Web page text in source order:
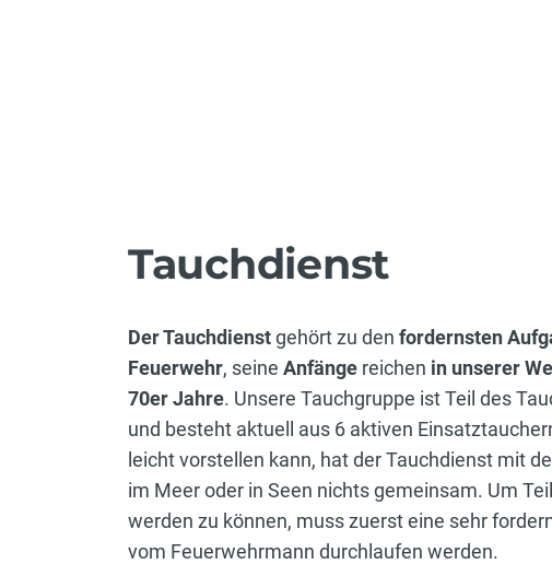
Tauchdienst
Der Tauchdienstgehört zu den fordernsten
Feuerwehr, seine Anfänge reichen in unserer
70er Jahre. Unsere Tauchgruppe ist Teil des
und besteht aktuell aus 6 aktiven
leicht vorstellen kann, hat der Tauchdienst mit
im Meer oder in Seen nichts gemeinsam. Um
werden zu können, muss zuerst eine sehr
vom Feuerwehrmann durchlaufen werden.